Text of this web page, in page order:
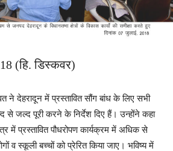
(हि. डिस्कवर)
ने देहरादून में प्रस्तावित सौंग बांध के लिए सभी
जल्द पूरी करने के निर्देश दिए हैं। उन्होंने कहा
में प्रस्तावित पौधरोपण कार्यक्रम में अधिक से
व स्कूली बच्चों को प्रेरित किया जाए। भविष्य में